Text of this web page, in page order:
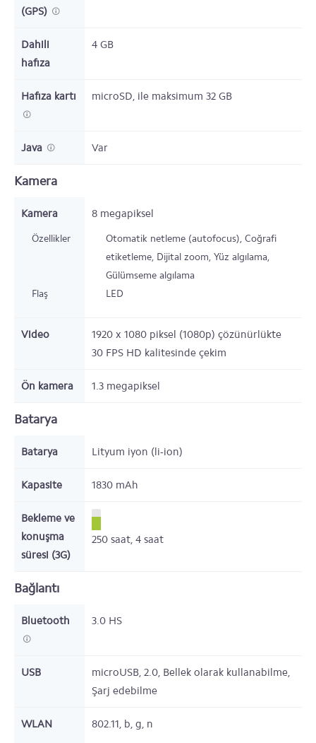
(GPS)
Dahili
hafıza
4 GB
Hafıza kartı microSD, ile maksimum 32 GB
Java Var
Kamera
Kamera 8 megapiksel
Özellikler
Otomatik netleme (autofocus), Coğrafi
etiketleme, Dijital zoom, Yüz algılama,
Gülümseme algılama
Flaş
LED
Video
1920 x 1080 piksel (1080p) çözünürlükte
30 FPS HD kalitesinde çekim
Ön kamera 1.3 megapiksel
Batarya
Batarya Lityum iyon (li-ion)
Kapasite 1830 mAh
Bekleme ve
konuşma
süresi (3G)
250 saat, 4 saat
Bağlantı
Bluetooth 3.0 HS
USB
microUSB, 2.0, Bellek olarak kullanabilme,
Şarj edebilme
WLAN 802.11, b, g, n